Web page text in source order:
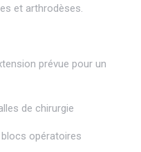
et arthrodèses.
prévue pour un
de chirurgie
blocs opératoires